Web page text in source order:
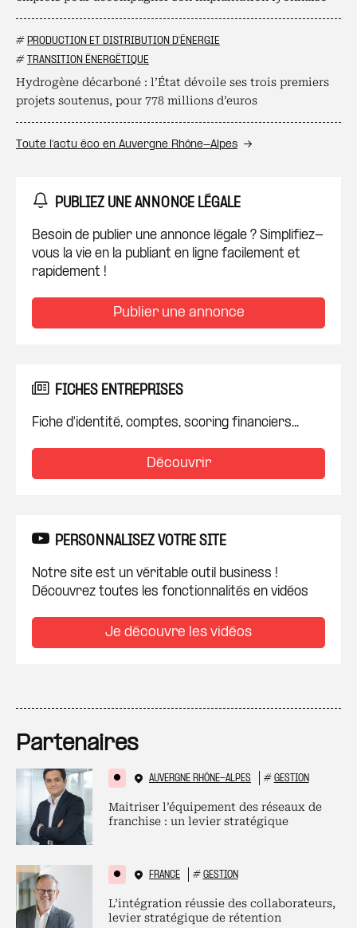
# PRODUCTION ET DISTRIBUTION D'ÉNERGIE
# TRANSITION ÉNERGÉTIQUE
Hydrogène décarboné : l’État dévoile ses trois premiers
projets soutenus, pour 778 millions d’euros
Toute l’actu éco en Auvergne Rhône-Alpes
PUBLIEZ UNE ANNONCE LÉGALE
Besoin de publier une annonce légale ? Simplifiez-
vous la vie en la publiant en ligne facilement et
rapidement !
Publier une annonce
FICHES ENTREPRISES
Fiche d'identité, comptes, scoring financiers...
Découvrir
PERSONNALISEZ VOTRE SITE
Notre site est un véritable outil business !
Découvrez toutes les fonctionnalités en vidéos
Je découvre les vidéos
Partenaires
AUVERGNE RHÔNE-ALPES # GESTION
Maitriser l’équipement des réseaux de
franchise : un levier stratégique
FRANCE # GESTION
L’intégration réussie des collaborateurs,
levier stratégique de rétention